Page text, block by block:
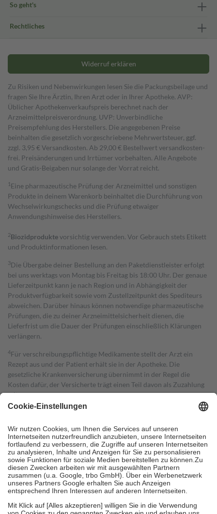
So geht's
Rechtliches
Widerruf erklären
Zu Risiken und Nebenwirkungen lesen Sie die Packungsbeilage und
fragen Sie Ihre Ärztin, Ihren Arzt oder in Ihrer Apotheke. AVP:
Üblicher Apothekenverkaufspreis berechnet nach der
Arzneimittelpreisverordnung. UVP: Unverbindliche
Preisempfehlung des Herstellers. Die angegebenen Preise
beinhalten die gesetzlich vorgeschriebene Mehrwertsteuer, ggf.
zzgl. 3,95 € Versandkosten. Ab 29,00 € Bestell­wert versand­kosten­
frei. Preisänderungen und Irrtümer vorbehalten. Alle Angebote
und Gratis-Beigaben nur solange der Vorrat reicht.
1 Eine pharmazeutische Prüfung der Arzneimittel und sonstigen
Produkte in deinem Warenkorb beinhaltet die Durchführung von
Wechselwirkungschecks und die Prüfung etwaiger
Anwendungshinweise des Herstellers.
2Biozidproduktevorsichtig verwenden. Vor Gebrauch stets Etikett
und Produktinformationen lesen.
3Die Übergabe deiner Bestellung an den Paketdienstleister erfolgt
bei uns werktags von Montag bis Freitag bis 18:00 Uhr. Der genaue
Lieferzeitpunkt kann je nach Region und in Abhängigkeit der
Produktverfügbarkeit sowie vom Zustellzeitpunkt des Spediteurs
abweichen. Darüber hinaus können notwendige pharmazeutische
Prüfungen, die zu deiner Arzneimittelsicherheit dienen, die
Lieferfrist um die Dauer der Prüfungen einschließlich Klärungen
verlängern.
4Für verschreibungspflichtige Medikamente stellt der Arzt ein
Rezept aus und der Patient erhält sie in der Apotheke. Die
gesetzliche Krankenversicherung übernimmt in der Regel die
Kosten dafür, der Versicherte trägt einen Teil davon als Zuzahlung
mit.
Grundsätzlich leisten Mitglieder Zuzahlungen in Höhe von zehn
höchstens zehn Euro.
Es sind jedoch nie mehr als die tatsächlichen
Kosten der Leistung zu entrichten.
Diese Regeln gelten grundsätzlich auch für Online-Apotheken.
Bei Heilmitteln und häuslicher Krankenpflege beträgt die
Zuzahlung zehn Prozent der Kosten sowie zehn Euro je
Verordnung.
Um das Engagement der Versicherten für ihre eigene Gesundheit zu
stärken und die besondere Stellung der Familie zu unterstützen,
fallenkeine Zuzahlungenan bei: